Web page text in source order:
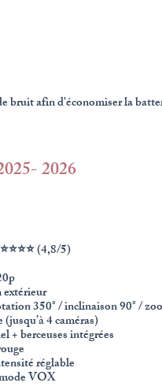
bruit afin d'économiser la
2026
(4,8/5)
extérieur
350° / inclinaison 90° /
4 caméras)
berceuses intégrées
réglable
VOX